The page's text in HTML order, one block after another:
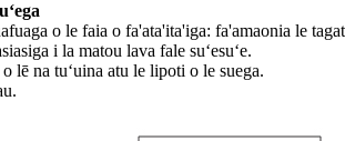
o le faia o fa'ata'ita'iga: fa'amaonia le
i la matou lava fale suʻesuʻe.
lē na tuʻuina atu le lipoti o le suega.